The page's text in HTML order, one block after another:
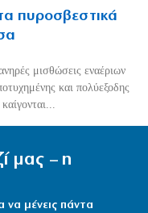
πυροσβεστικά
μισθώσεις εναέριων
και πολύεξοδης
μας – η
μένεις πάντα